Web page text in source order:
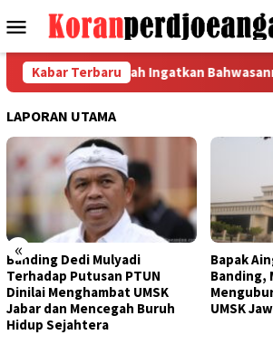
ke
Menu
Mobile
Kabar Terbaru
Jawa Tengah Ingatkan Bahwasannya
LAPORAN UTAMA
«
Banding Dedi Mulyadi
Terhadap Putusan PTUN
Dinilai Menghambat UMSK
Jabar dan Mencegah Buruh
Hidup Sejahtera
Bapak
Banding,
UMSK